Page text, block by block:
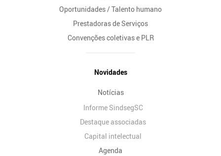
Oportunidades / Talento humano
Prestadoras de Serviços
Convenções coletivas e PLR
Novidades
Notícias
Informe SindsegSC
Destaque associadas
Capital intelectual
Agenda